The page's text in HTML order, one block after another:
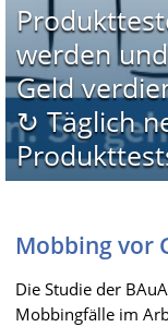
werden und
Geld
↻ Täglich
Mobbing vor
Die Studie der
Mobbingfälle im